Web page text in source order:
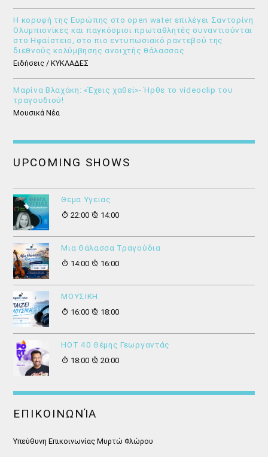
Η κορυφή της Ευρώπης στο open water επιλέγει Σαντορίνη
Ολυμπιονίκες και παγκόσμιοι πρωταθλητές συναντιούνται
στο Ηφαίστειο, στο πιο εντυπωσιακό ραντεβού της
διεθνούς κολύμβησης ανοιχτής θάλασσας
Ειδήσεις / ΚΥΚΛΑΔΕΣ
Μαρίνα Βλαχάκη: «Έχεις χαθεί»- Ήρθε το videoclip του
τραγουδιού!
Μουσικά Νέα
UPCOMING SHOWS
Θεμα Υγειας
22:00
14:00
Μια Θάλασσα Τραγούδια
14:00
16:00
ΜΟΥΣΙΚΗ
16:00
18:00
HOT 40 Θέμης Γεωργαντάς
18:00
20:00
ΕΠΙΚΟΙΝΩΝΊΑ
Υπεύθυνη Επικοινωνίας Μυρτώ Φλώρου